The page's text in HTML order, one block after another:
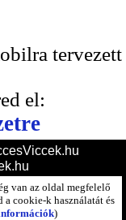
tervezett
el:
van az oldal megfelelő
cookie-k használatát és
)